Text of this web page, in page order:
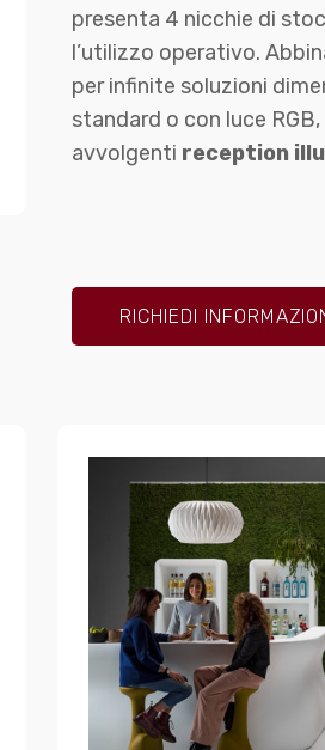
presenta 4 nicchie di
l’utilizzo operativo.
per infinite soluzioni
standard o con luce
avvolgenti reception
RICHIEDI